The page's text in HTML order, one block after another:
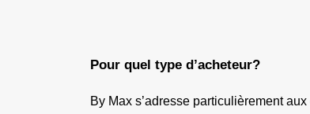
Pour quel type d’acheteur?
By Max s’adresse particulièrement